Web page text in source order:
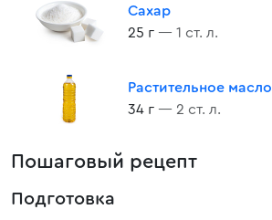
Сахар
25 г — 1 ст. л.
Растительное масло
34 г — 2 ст. л.
Пошаговый рецепт
Подготовка